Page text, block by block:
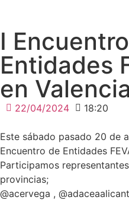
I
Entidades
en Valencia
22/04/2024 18:20
Este sábado pasado 20 de
Encuentro de Entidades
Participamos
provincias;
@acervega ,